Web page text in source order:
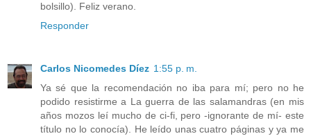
bolsillo). Feliz verano.
Responder
Carlos Nicomedes Díez 1:55 p. m.
Ya sé que la recomendación no iba para mí; pero no he
podido resistirme a La guerra de las salamandras (en mis
años mozos leí mucho de ci-fi, pero -ignorante de mí- este
título no lo conocía). He leído unas cuatro páginas y ya me